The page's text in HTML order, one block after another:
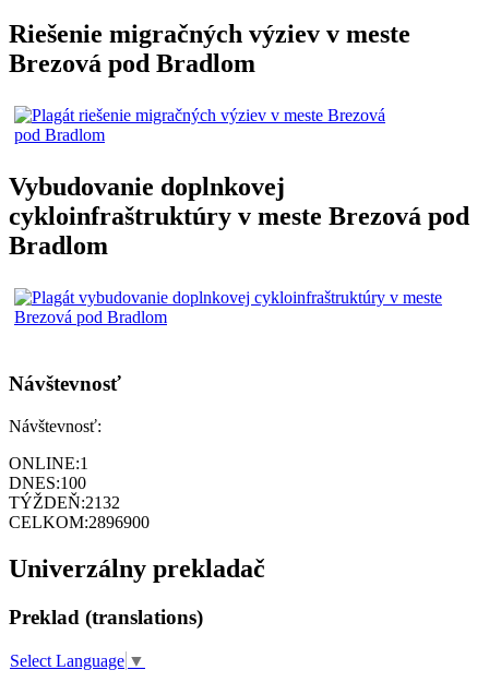
Riešenie migračných výziev v meste
Brezová pod Bradlom
Vybudovanie doplnkovej
cykloinfraštruktúry v meste Brezová pod
Bradlom
Návštevnosť
Návštevnosť:
ONLINE:1
DNES:100
TÝŽDEŇ:2132
CELKOM:2896900
Univerzálny prekladač
Preklad (translations)
Select Language ▼